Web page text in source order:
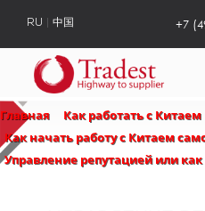
RU 中国 +7
Главная
Как работать с Китаем
Как начать работу с Китаем
Управление репутацией или